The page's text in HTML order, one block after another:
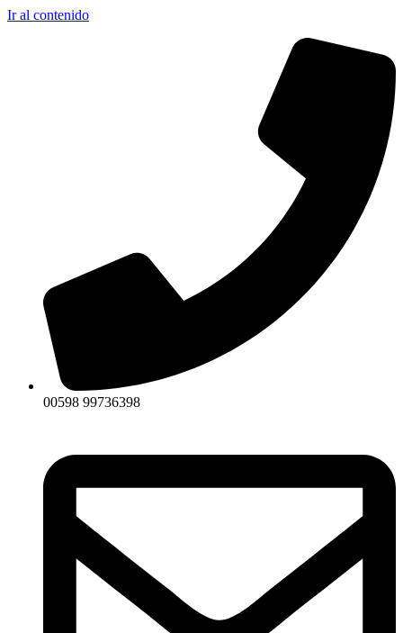
Ir al contenido
00598 99736398